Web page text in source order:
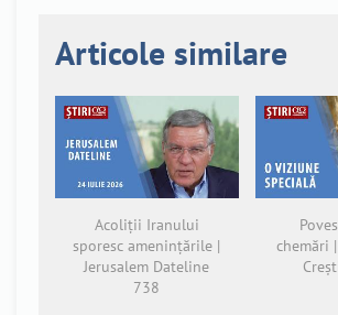
Articole similare
Acoliții Iranului
sporesc amenințările |
Jerusalem Dateline
738
chemări